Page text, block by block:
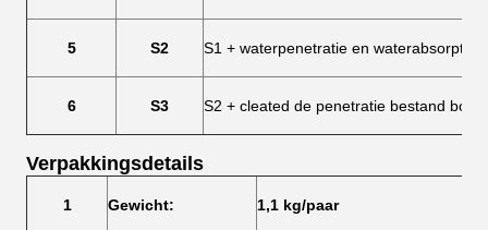
5 S2 S1 + waterpenetratie en waterabsorptie
6 S3 S2 + cleated de penetratie bestand
Verpakkingsdetails
1 Gewicht: 1,1 kg/paar